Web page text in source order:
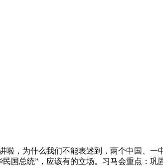
，为什么我们不能表述到，两个中国、
国总统”，应该有的立场。习马会重点：